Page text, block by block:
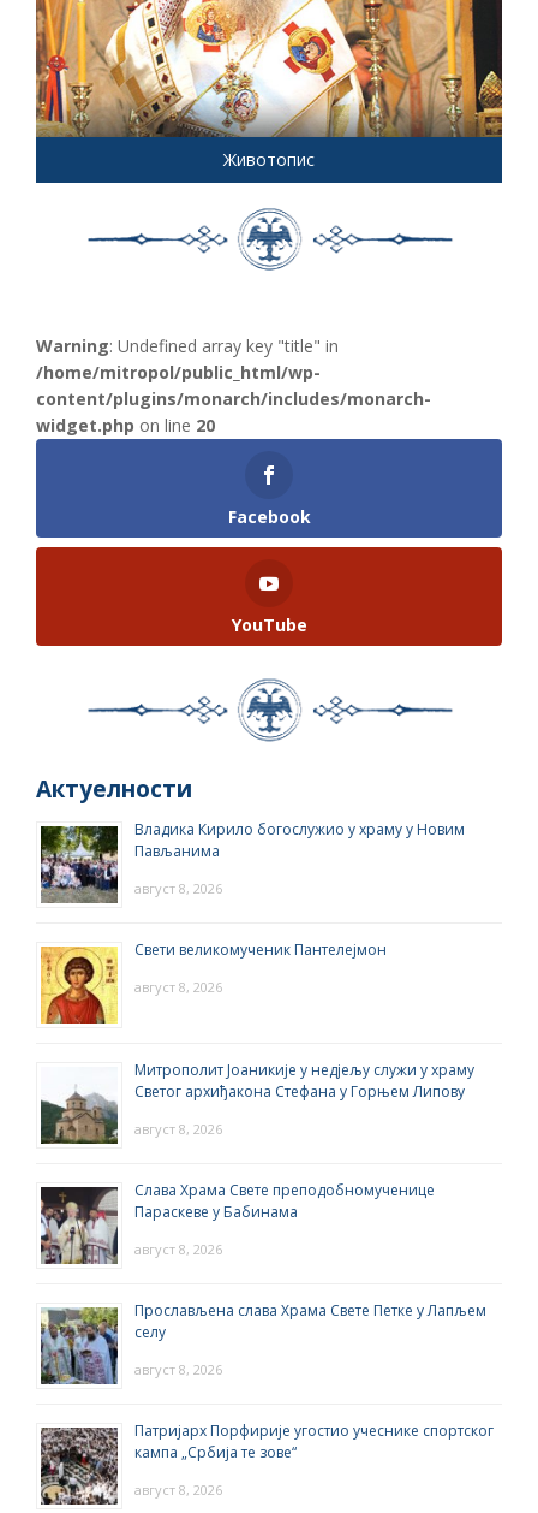
Животопис
Warning: Undefined array key "title" in
/home/mitropol/public_html/wp-
content/plugins/monarch/includes/monarch-
widget.php on line 20
Facebook
YouTube
Актуелности
Владика Кирило богослужио у храму у Новим
Пављанима
август 8, 2026
Свети великомученик Пантелејмон
август 8, 2026
Митрополит Јоаникије у недјељу служи у храму
Светог архиђакона Стефана у Горњем Липову
август 8, 2026
Слава Храма Свете преподобномученице
Параскеве у Бабинама
август 8, 2026
Прослављена слава Храма Свете Петке у Лапљем
селу
август 8, 2026
Патријарх Порфирије угостио учеснике спортског
кампа „Србија те зове“
август 8, 2026